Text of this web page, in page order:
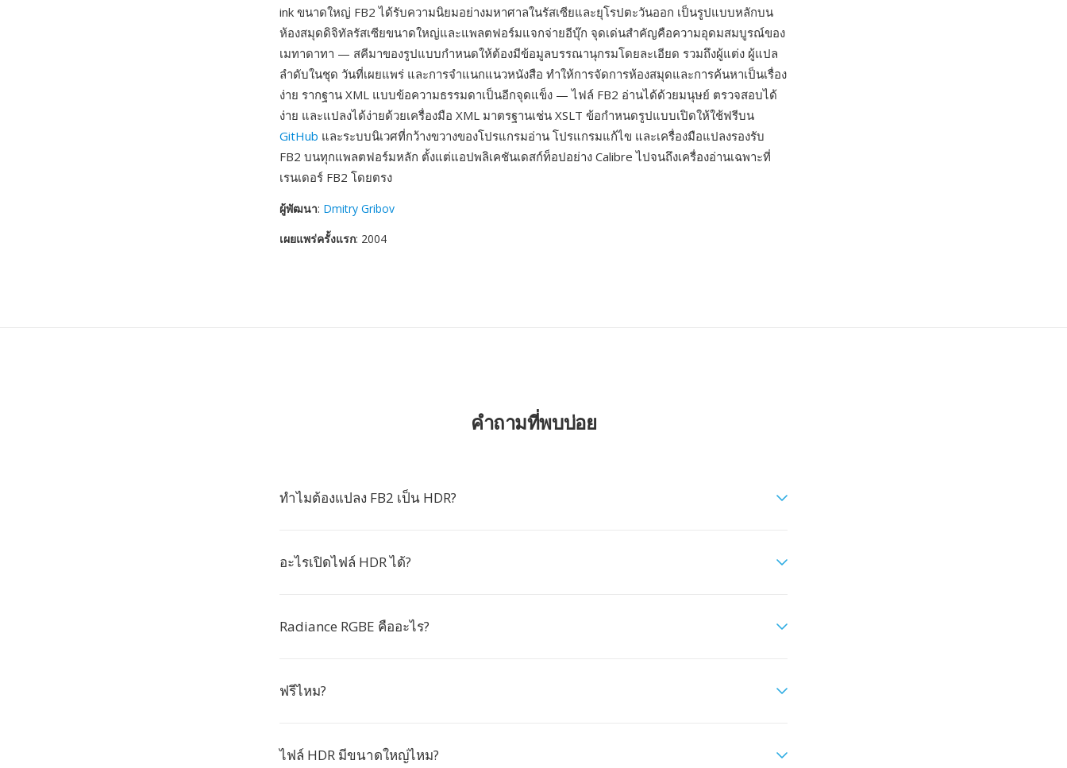
ink ขนาดใหญ่ FB2 ได้รับความนิยมอย่างมหาศาลในรัสเซียและยุโรปตะวันออก เป็นรูปแบบหลักบน
ห้องสมุดดิจิทัลรัสเซียขนาดใหญ่และแพลตฟอร์มแจกจ่ายอีบุ๊ก จุดเด่นสำคัญคือความอุดมสมบูรณ์ของ
เมทาดาทา — สคีมาของรูปแบบกำหนดให้ต้องมีข้อมูลบรรณานุกรมโดยละเอียด รวมถึงผู้แต่ง ผู้แปล
ลำดับในชุด วันที่เผยแพร่ และการจำแนกแนวหนังสือ ทำให้การจัดการห้องสมุดและการค้นหาเป็นเรื่อง
ง่าย รากฐาน XML แบบข้อความธรรมดาเป็นอีกจุดแข็ง — ไฟล์ FB2 อ่านได้ด้วยมนุษย์ ตรวจสอบได้
ง่าย และแปลงได้ง่ายด้วยเครื่องมือ XML มาตรฐานเช่น XSLT ข้อกำหนดรูปแบบเปิดให้ใช้ฟรีบน
GitHub และระบบนิเวศที่กว้างขวางของโปรแกรมอ่าน โปรแกรมแก้ไข และเครื่องมือแปลงรองรับ
FB2 บนทุกแพลตฟอร์มหลัก ตั้งแต่แอปพลิเคชันเดสก์ท็อปอย่าง Calibre ไปจนถึงเครื่องอ่านเฉพาะที่
เรนเดอร์ FB2 โดยตรง
ผู้พัฒนา: Dmitry Gribov
เผยแพร่ครั้งแรก: 2004
คำถามที่พบบ่อย
ทำไมต้องแปลง FB2 เป็น HDR?
อะไรเปิดไฟล์ HDR ได้?
Radiance RGBE คืออะไร?
ฟรีไหม?
ไฟล์ HDR มีขนาดใหญ่ไหม?